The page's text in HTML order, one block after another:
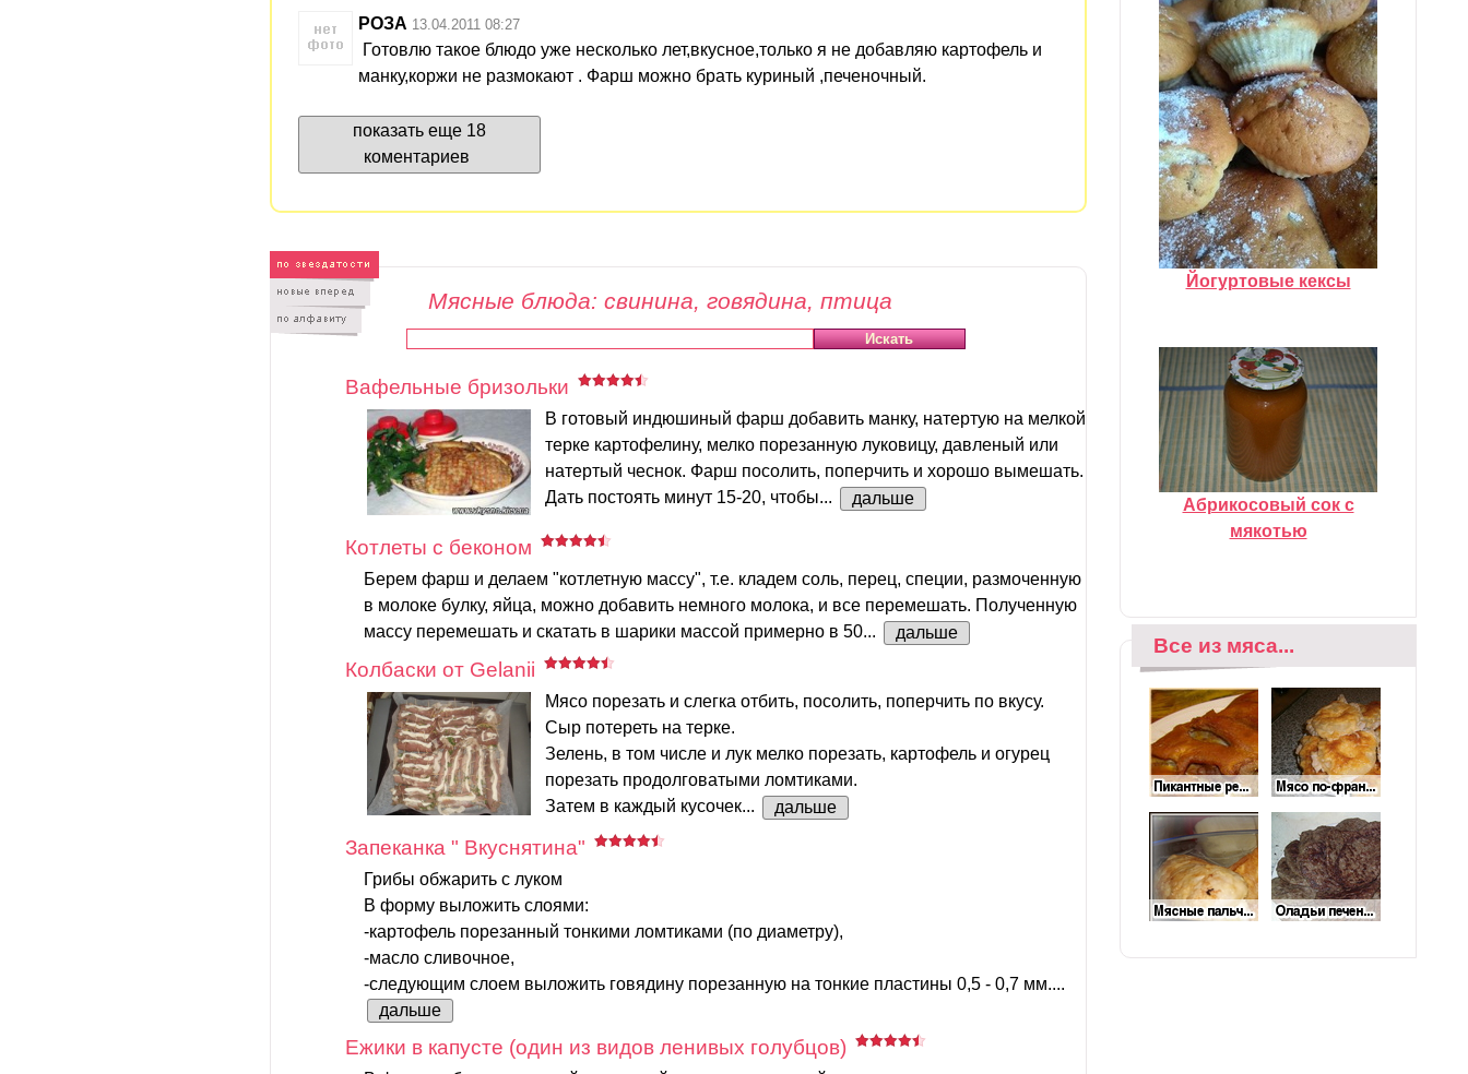
РОЗА 13.04.2011 08:27
Готовлю такое блюдо уже несколько лет,вкусное,только я не добавляю картофель и
манку,коржи не размокают . Фарш можно брать куриный ,печеночный.
показать еще 18
коментариев
Мясные блюда: свинина, говядина, птица
Вафельные бризольки
В готовый индюшиный фарш добавить манку, натертую на мелкой
терке картофелину, мелко порезанную луковицу, давленый или
натертый чеснок. Фарш посолить, поперчить и хорошо вымешать.
Дать постоять минут 15-20, чтобы...
дальше
Котлеты с беконом
Берем фарш и делаем "котлетную массу", т.е. кладем соль, перец, специи, размоченную
в молоке булку, яйца, можно добавить немного молока, и все перемешать. Полученную
массу перемешать и скатать в шарики массой примерно в 50...
дальше
Колбаски от Gelanii
Мясо порезать и слегка отбить, посолить, поперчить по вкусу.
Сыр потереть на терке.
Зелень, в том числе и лук мелко порезать, картофель и огурец
порезать продолговатыми ломтиками.
Затем в каждый кусочек...
дальше
Запеканка " Вкуснятина"
Грибы обжарить с луком
В форму выложить слоями:
-картофель порезанный тонкими ломтиками (по диаметру),
-масло сливочное,
-следующим слоем выложить говядину порезанную на тонкие пластины 0,5 - 0,7 мм....
дальше
Ежики в капусте (один из видов ленивых голубцов)
Йогуртовые кексы
Абрикосовый сок с
мякотью
Все из мяса...